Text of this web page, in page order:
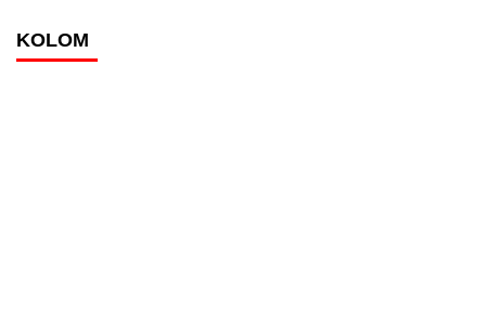
KOLOM